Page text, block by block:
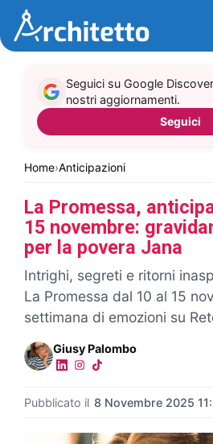
contenuto
Home›Anticipazioni
Seguici su Google
nostri aggiornamenti.
Seguici
La Promessa,
15 novembre:
per la povera Jana
Intrighi, segreti e ritorni
La Promessa dal 10 al 15
settimana di emozioni su
Giusy Palombo
Pubblicato il 8 Novembre 2025